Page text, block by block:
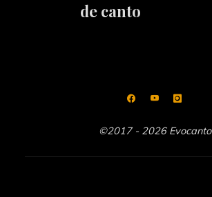
de canto
©2017 - 2026 Evocanto